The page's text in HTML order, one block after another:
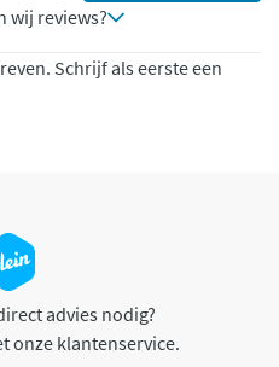
wij reviews?
Schrijf als eerste een
advies nodig?
onze klantenservice.